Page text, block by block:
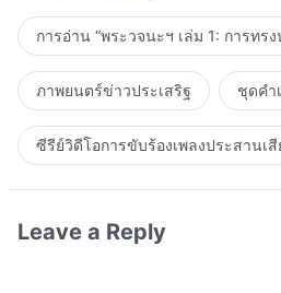
การอ่าน “พระวจนะฯ เล่ม 1: การทร
ภาพยนตร์ข่าวประเสริฐ ชุดคำ
ซีรีย์วิดีโอการขับร้องเพลงประสานเสี
Leave a Reply